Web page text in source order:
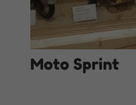
Moto Sprint